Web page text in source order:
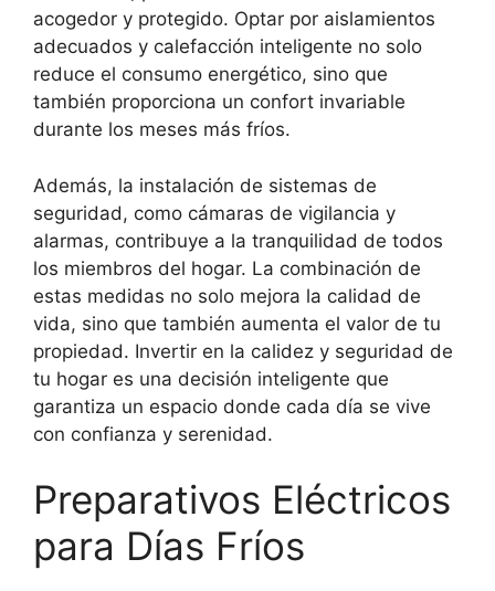
acogedor y protegido. Optar por aislamientos
adecuados y calefacción inteligente no solo
reduce el consumo energético, sino que
también proporciona un confort invariable
durante los meses más fríos.
Además, la instalación de sistemas de
seguridad, como cámaras de vigilancia y
alarmas, contribuye a la tranquilidad de todos
los miembros del hogar. La combinación de
estas medidas no solo mejora la calidad de
vida, sino que también aumenta el valor de tu
propiedad. Invertir en la calidez y seguridad de
tu hogar es una decisión inteligente que
garantiza un espacio donde cada día se vive
con confianza y serenidad.
Preparativos Eléctricos
para Días Fríos